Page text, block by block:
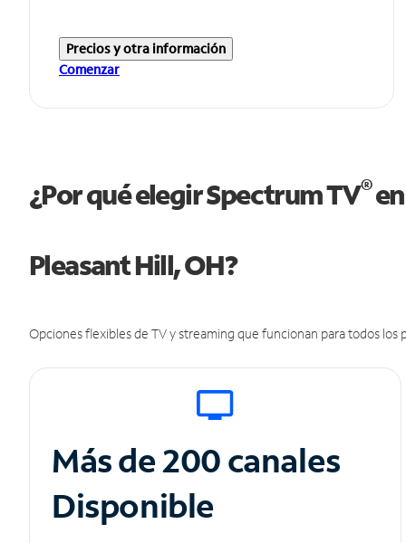
Precios y otra información
Comenzar
¿Por qué elegir Spectrum TV®en
Pleasant Hill, OH?
Opciones flexibles de TV y streaming que funcionan para todos los
Más de 200 canales
Disponible